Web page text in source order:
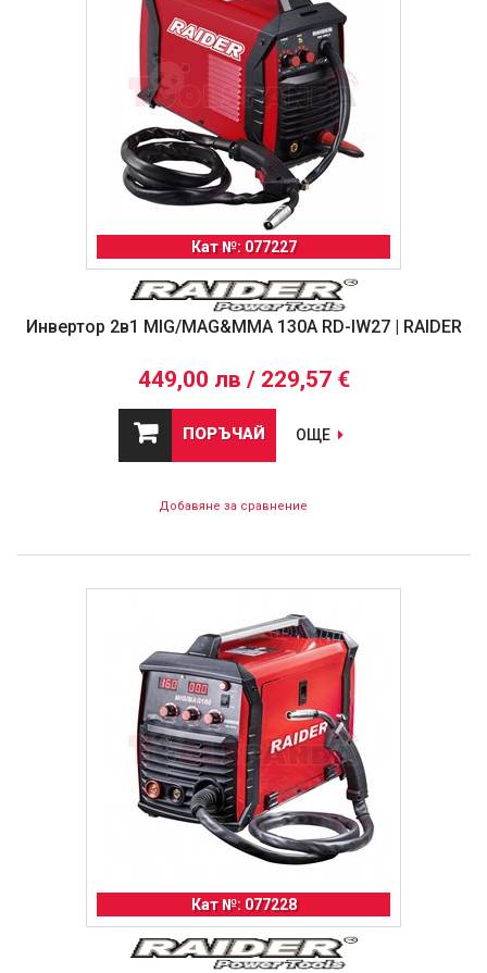
Кат №: 077227
Инвертор 2в1 MIG/MAG&MMA 130A RD-IW27 | RAIDER
449,00 лв / 229,57 €
ПОРЪЧАЙ ОЩЕ
Добавяне за сравнение
Кат №: 077228